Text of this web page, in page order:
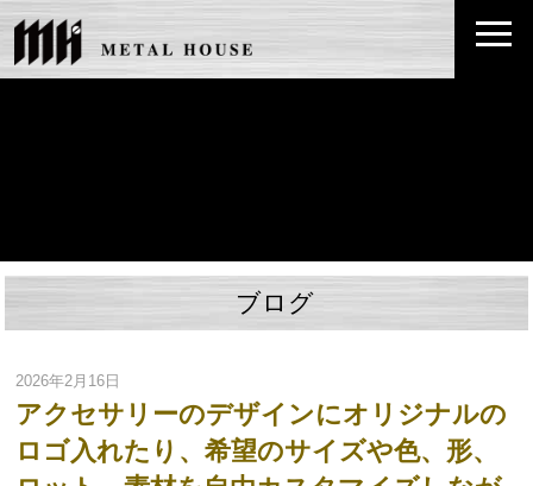
ブログ
2026年2月16日
アクセサリーのデザインにオリジナルの
ロゴ入れたり、希望のサイズや色、形、